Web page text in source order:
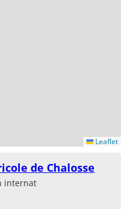
Leaflet
de Chalosse
internat